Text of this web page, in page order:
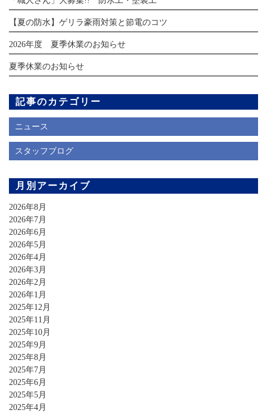
【夏の防水】ゲリラ豪雨対策と節電のコツ
2026年度 夏季休業のお知らせ
夏季休業のお知らせ
記事のカテゴリー
ニュース
スタッフブログ
月別アーカイブ
2026年8月
2026年7月
2026年6月
2026年5月
2026年4月
2026年3月
2026年2月
2026年1月
2025年12月
2025年11月
2025年10月
2025年9月
2025年8月
2025年7月
2025年6月
2025年5月
2025年4月